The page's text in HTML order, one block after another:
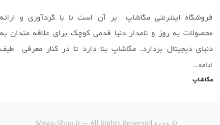
فروشگاه اینترنتی مگاشاپ بر آن است تا با گردآوری و ارائه
محصولات به روز و نامدار دنیا قدمی کوچک برای علاقه مندان به
دنیای دیجیتال بردارد. مگاشاپ بنا دارد تا در کنار معرفی طیف
وسیعی از محصولات به روز دنیا ،فضایی را برای خرید آسان و ارائه
محصولات قابل عرضه دراختیار همه همراهان خود قرار دهد.
ادامه...
مگاشاپ